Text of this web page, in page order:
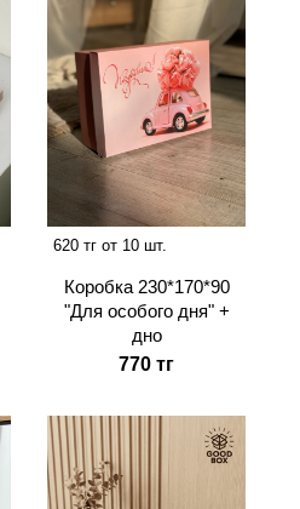
620 тг от 10 шт.
Коробка 230*170*90
"Для особого дня" +
дно
770 тг